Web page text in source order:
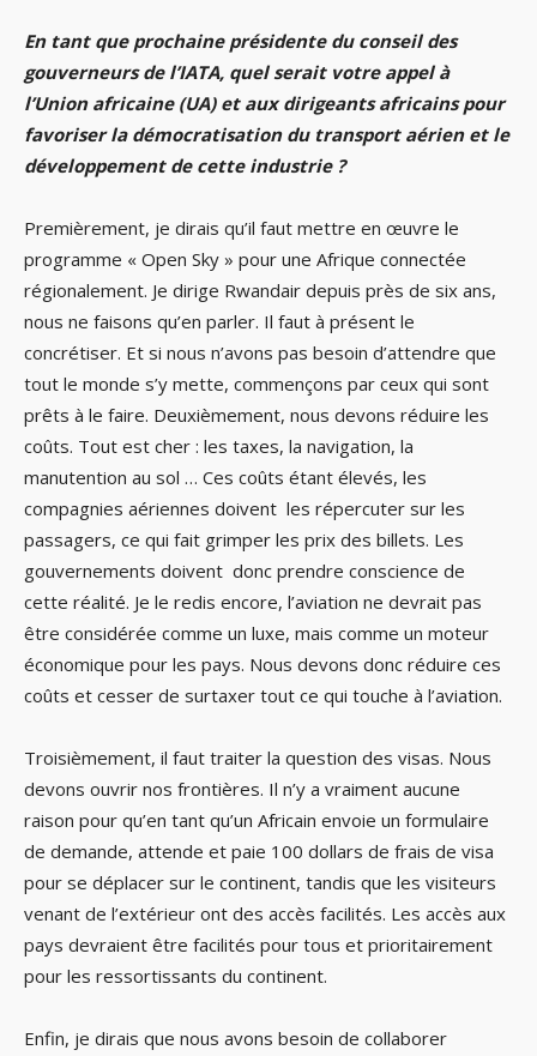
En tant que prochaine présidente du conseil des
gouverneurs de l’IATA, quel serait votre appel à
l’Union africaine (UA) et aux dirigeants africains pour
favoriser la démocratisation du transport aérien et le
développement de cette industrie ?
Premièrement, je dirais qu’il faut mettre en œuvre le
programme « Open Sky » pour une Afrique connectée
régionalement. Je dirige Rwandair depuis près de six ans,
nous ne faisons qu’en parler. Il faut à présent le
concrétiser. Et si nous n’avons pas besoin d’attendre que
tout le monde s’y mette, commençons par ceux qui sont
prêts à le faire. Deuxièmement, nous devons réduire les
coûts. Tout est cher : les taxes, la navigation, la
manutention au sol … Ces coûts étant élevés, les
compagnies aériennes doivent les répercuter sur les
passagers, ce qui fait grimper les prix des billets. Les
gouvernements doivent donc prendre conscience de
cette réalité. Je le redis encore, l’aviation ne devrait pas
être considérée comme un luxe, mais comme un moteur
économique pour les pays. Nous devons donc réduire ces
coûts et cesser de surtaxer tout ce qui touche à l’aviation.
Troisièmement, il faut traiter la question des visas. Nous
devons ouvrir nos frontières. Il n’y a vraiment aucune
raison pour qu’en tant qu’un Africain envoie un formulaire
de demande, attende et paie 100 dollars de frais de visa
pour se déplacer sur le continent, tandis que les visiteurs
venant de l’extérieur ont des accès facilités. Les accès aux
pays devraient être facilités pour tous et prioritairement
pour les ressortissants du continent.
Enfin, je dirais que nous avons besoin de collaborer